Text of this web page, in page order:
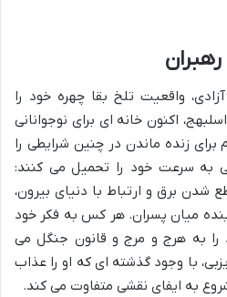
واقعیت تلخ بقا چهره خود را
اکنون خانه ای برای نوجوانانی
زنده ماندن در چنین شرایطی را
به سرعت خود را تحمیل می کنند:
شدن برق و ارتباط با دنیای بیرون،
میان پسران. هر کس به فکر خود
به هرج و مرج و قانون جنگل می
با وجود گذشته ای که او را عذاب
به ایفای نقشی متفاوت می کند.